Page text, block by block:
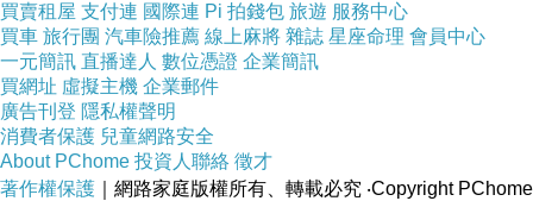
買賣租屋 支付連 國際連 Pi 拍錢包 旅遊 服務中心
買車 旅行團 汽車險推薦 線上麻將 雜誌 星座命理 會員中心
一元簡訊 直播達人 數位憑證 企業簡訊
買網址 虛擬主機 企業郵件
廣告刊登 隱私權聲明
消費者保護 兒童網路安全
About PChome 投資人聯絡 徵才
著作權保護 ｜網路家庭版權所有、轉載必究 ‧Copyright PChome